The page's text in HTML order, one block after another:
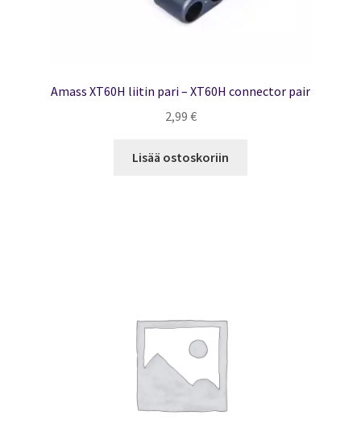
Amass XT60H liitin pari – XT60H connector pair
2,99 €
Lisää ostoskoriin